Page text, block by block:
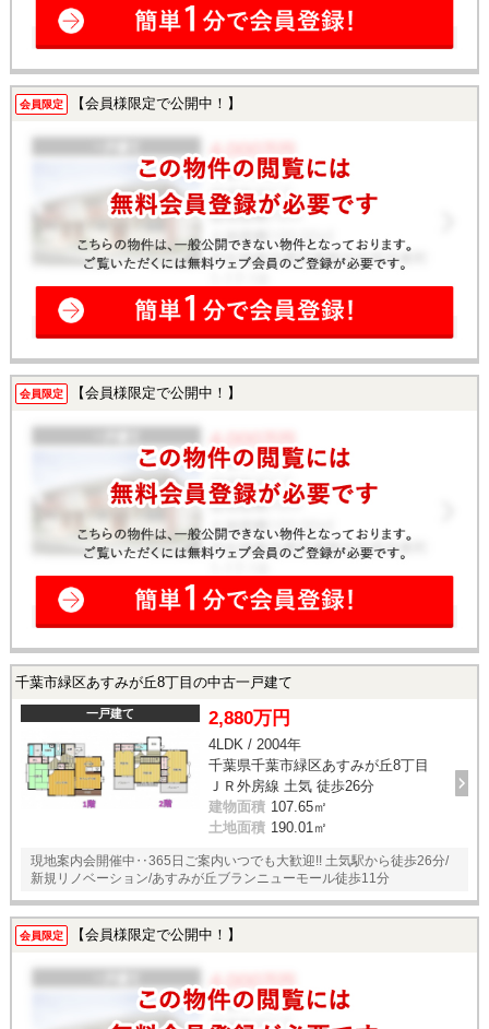
会員限定 【会員様限定で公開中！】
会員限定 【会員様限定で公開中！】
千葉市緑区あすみが丘8丁目の中古一戸建て
一戸建て 2,880万円
4LDK / 2004年
千葉県千葉市緑区あすみが丘8丁目
ＪＲ外房線 土気 徒歩26分
建物面積 107.65㎡
土地面積 190.01㎡
現地案内会開催中‥365日ご案内いつでも大歓迎!! 土気駅から徒歩26分/
新規リノベーション/あすみが丘ブランニューモール徒歩11分
会員限定 【会員様限定で公開中！】